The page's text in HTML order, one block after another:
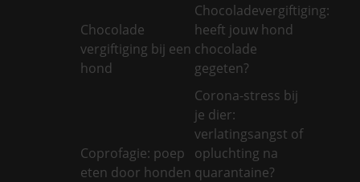
Chocolade
vergiftiging bij een
hond
Chocoladevergiftiging:
heeft jouw hond
chocolade
gegeten?
Coprofagie: poep
eten door honden
Corona-stress bij
je dier:
verlatingsangst of
opluchting na
quarantaine?